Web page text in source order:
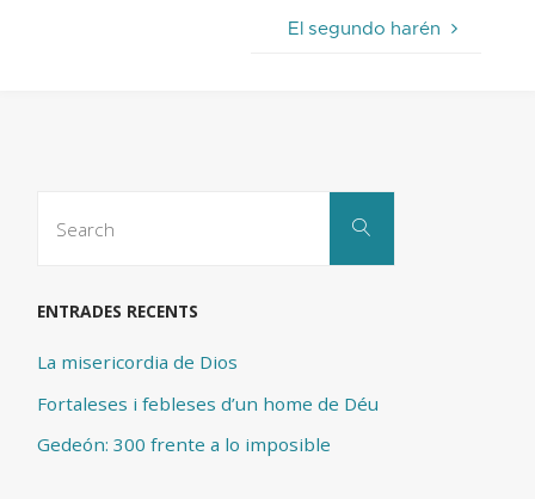
El segundo harén
Search
ENTRADES RECENTS
La misericordia de Dios
Fortaleses i febleses d’un home de Déu
Gedeón: 300 frente a lo imposible